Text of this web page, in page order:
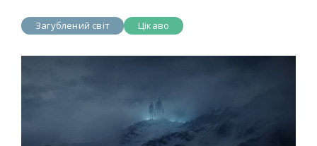
Загублений світ Цікаво